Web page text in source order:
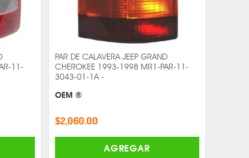
11-
PAR DE CALAVERA JEEP GRAND
CHEROKEE 1993-1998 MR1-PAR-11-
3043-01-1A -
OEM ®
$2,060.00
AGREGAR